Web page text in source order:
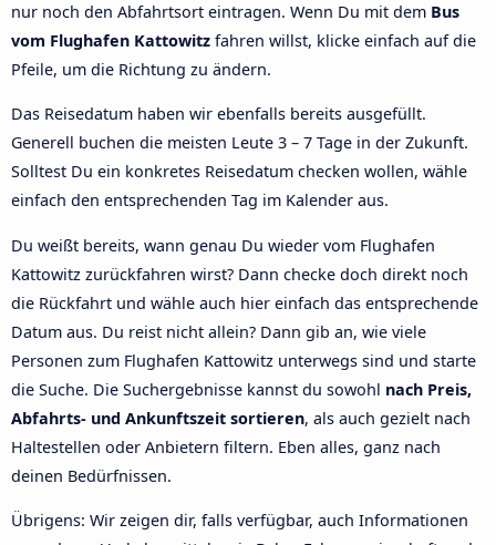
nur noch den Abfahrtsort eintragen. Wenn Du mit dem Bus
vom Flughafen Kattowitz fahren willst, klicke einfach auf die
Pfeile, um die Richtung zu ändern.
Das Reisedatum haben wir ebenfalls bereits ausgefüllt.
Generell buchen die meisten Leute 3 – 7 Tage in der Zukunft.
Solltest Du ein konkretes Reisedatum checken wollen, wähle
einfach den entsprechenden Tag im Kalender aus.
Du weißt bereits, wann genau Du wieder vom Flughafen
Kattowitz zurückfahren wirst? Dann checke doch direkt noch
die Rückfahrt und wähle auch hier einfach das entsprechende
Datum aus. Du reist nicht allein? Dann gib an, wie viele
Personen zum Flughafen Kattowitz unterwegs sind und starte
die Suche. Die Suchergebnisse kannst du sowohl nach Preis,
Abfahrts- und Ankunftszeit sortieren, als auch gezielt nach
Haltestellen oder Anbietern filtern. Eben alles, ganz nach
deinen Bedürfnissen.
Übrigens: Wir zeigen dir, falls verfügbar, auch Informationen